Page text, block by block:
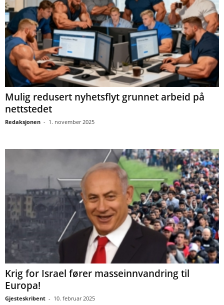
Mulig redusert nyhetsflyt grunnet arbeid på
nettstedet
Redaksjonen - 1. november 2025
Krig for Israel fører masseinnvandring til
Europa!
Gjesteskribent - 10. februar 2025